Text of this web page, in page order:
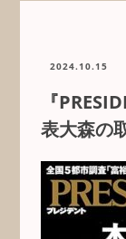
2024.10.15
『
表大森の